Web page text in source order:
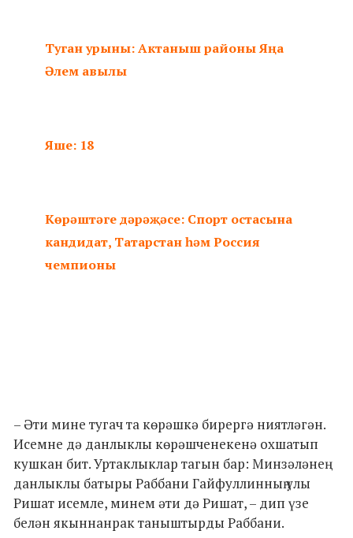
Туган урыны: Актаныш районы Яңа
Әлем авылы
Яше: 18
Көрәштәге дәрәҗәсе: Спорт остасына
кандидат, Татарстан һәм Россия
чемпионы
– Әти мине тугач та көрәшкә бирергә ниятләгән.
Исемне дә данлыклы көрәшченекенә охшатып
кушкан бит. Уртаклыклар тагын бар: Минзәләнең
данлыклы батыры Раббани Гайфуллинның улы
Ришат исемле, минем әти дә Ришат, – дип үзе
белән якыннанрак таныштырды Раббани.